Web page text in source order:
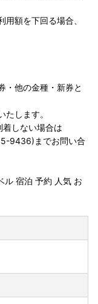
用額を下回る場合、
・他の金種・新券と
たします。
着しない場合は
9436)までお問い合
ル 宿泊 予約 人気 お